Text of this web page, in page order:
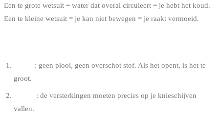
Een te grote wetsuit = water dat overal circuleert = je hebt het koud.
Een te kleine wetsuit = je kan niet bewegen = je raakt vermoeid.
: geen plooi, geen overschot stof. Als het opent, is het te
groot.
: de versterkingen moeten precies op je knieschijven
vallen.